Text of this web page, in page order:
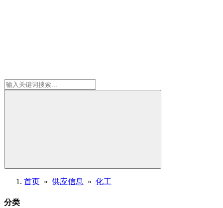
首页 » 供应信息 » 化工
分类